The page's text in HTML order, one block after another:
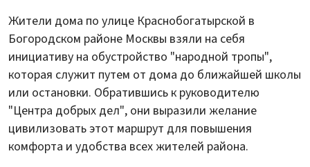
Жители дома по улице Краснобогатырской в
Богородском районе Москвы взяли на себя
инициативу на обустройство "народной тропы",
которая служит путем от дома до ближайшей школы
или остановки. Обратившись к руководителю
"Центра добрых дел", они выразили желание
цивилизовать этот маршрут для повышения
комфорта и удобства всех жителей района.